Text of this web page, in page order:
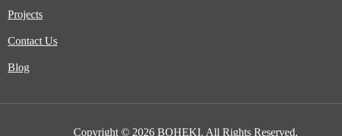
Projects
Contact Us
Blog
Copyright © 2026 BOHEKI. All Rights Reserved.